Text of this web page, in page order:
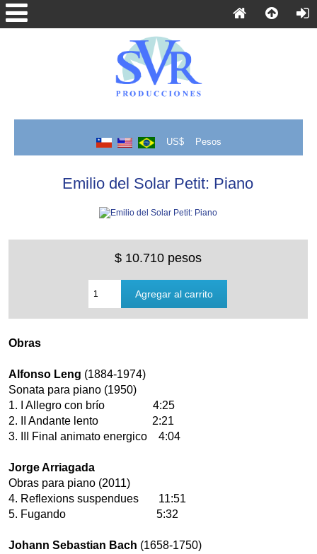
US$ Pesos
Emilio del Solar Petit: Piano
$ 10.710 pesos
Obras
Alfonso Leng (1884-1974)
Sonata para piano (1950)
1. I Allegro con brío 4:25
2. II Andante lento 2:21
3. III Final animato energico 4:04
Jorge Arriagada
Obras para piano (2011)
4. Reflexions suspendues 11:51
5. Fugando 5:32
Johann Sebastian Bach (1658-1750)